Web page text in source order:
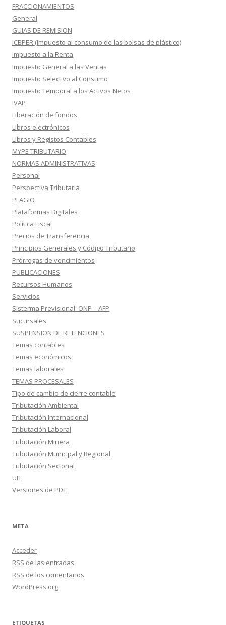
FRACCIONAMIENTOS
General
GUIAS DE REMISION
ICBPER (Impuesto al consumo de las bolsas de plástico)
Impuesto a la Renta
Impuesto General a las Ventas
Impuesto Selectivo al Consumo
Impuesto Temporal a los Activos Netos
IVAP
Liberación de fondos
Libros electrónicos
Libros y Registos Contables
MYPE TRIBUTARIO
NORMAS ADMINISTRATIVAS
Personal
Perspectiva Tributaria
PLAGIO
Plataformas Digitales
Política Fiscal
Precios de Transferencia
Principios Generales y Código Tributario
Prórrogas de vencimientos
PUBLICACIONES
Recursos Humanos
Servicios
Sisterma Previsional: ONP – AFP
Sucursales
SUSPENSION DE RETENCIONES
Temas contables
Temas económicos
Temas laborales
TEMAS PROCESALES
Tipo de cambio de cierre contable
Tributación Ambiental
Tributación Internacional
Tributación Laboral
Tributación Minera
Tributación Municipal y Regional
Tributación Sectorial
UIT
Versiones de PDT
META
Acceder
RSS de las entradas
RSS de los comentarios
WordPress.org
ETIQUETAS